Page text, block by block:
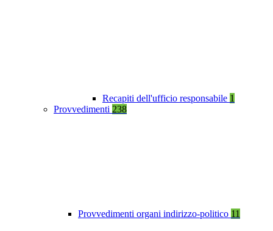
Recapiti dell'ufficio responsabile 1
Provvedimenti 238
Provvedimenti organi indirizzo-politico 11